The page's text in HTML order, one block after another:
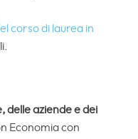
corso di laurea in
delle aziende e dei
Economia con